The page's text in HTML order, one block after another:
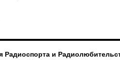
Республики
Казахстан
Радиоспорта и